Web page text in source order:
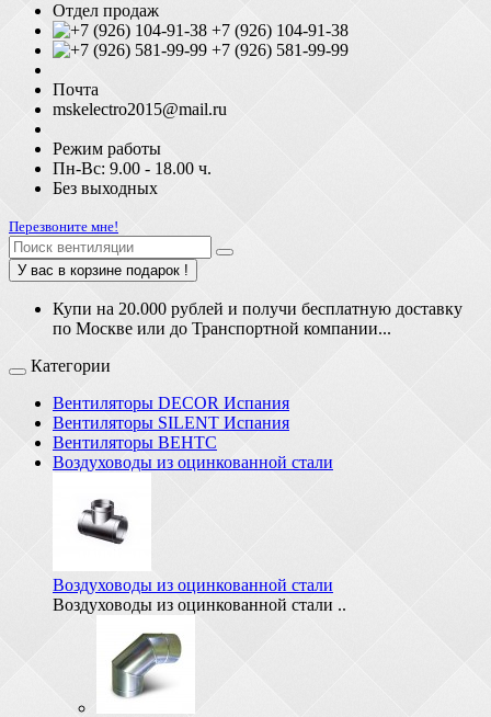
Отдел продаж
+7 (926) 104-91-38
+7 (926) 581-99-99
Почта
mskelectro2015@mail.ru
Режим работы
Пн-Вс: 9.00 - 18.00 ч.
Без выходных
Перезвоните мне!
У вас в корзине подарок !
Купи на 20.000 рублей и получи бесплатную доставку
по Москве или до Транспортной компании...
Категории
Вентиляторы DECOR Испания
Вентиляторы SILENT Испания
Вентиляторы ВЕНТС
Воздуховоды из оцинкованной стали
Воздуховоды из оцинкованной стали
Воздуховоды из оцинкованной стали ..